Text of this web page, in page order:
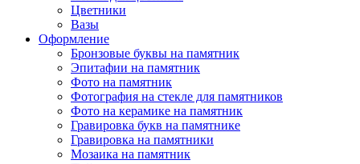
Цветники
Вазы
Оформление
Бронзовые буквы на памятник
Эпитафии на памятник
Фото на памятник
Фотография на стекле для памятников
Фото на керамике на памятник
Гравировка букв на памятнике
Гравировка на памятники
Мозаика на памятник